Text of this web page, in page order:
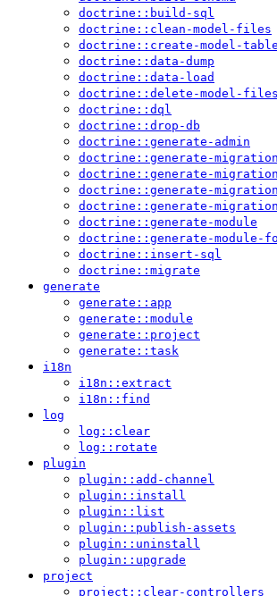
doctrine::build-sql
doctrine::clean-model-files
doctrine::create-model-
doctrine::data-dump
doctrine::data-load
doctrine::delete-model-files
doctrine::dql
doctrine::drop-db
doctrine::generate-admin
doctrine::generate-migration
doctrine::generate-
doctrine::generate-
doctrine::generate-
doctrine::generate-module
doctrine::generate-module-
doctrine::insert-sql
doctrine::migrate
generate
generate::app
generate::module
generate::project
generate::task
i18n
i18n::extract
i18n::find
log
log::clear
log::rotate
plugin
plugin::add-channel
plugin::install
plugin::list
plugin::publish-assets
plugin::uninstall
plugin::upgrade
project
project::clear-controllers